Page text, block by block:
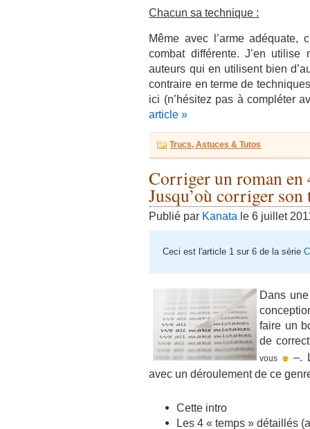
Chacun sa technique :
Même avec l’arme adéquate,
combat différente. J’en utilise
auteurs qui en utilisent bien
contraire en terme de
ici (n’hésitez pas à compléter
article »
Trucs, Astuces & Tutos
Corriger un roman en
Jusqu’où corriger son
Publié par Kanata le 6 juillet
Ceci est l'article 1 sur 6 de la série
Dans
faire un
de
vous
–.
avec un déroulement de ce
Cette intro
Les 4 « temps » détaillés